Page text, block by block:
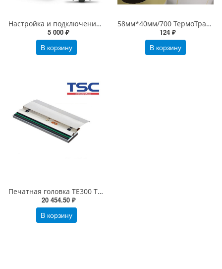
Настройка и подключение принтера этикеток (1С настройка печати этикеток)
5 000 ₽
В корзину
58мм*40мм/700 ТермоТрансферные этикетки ПолуГлянец 58х40 Бумага
124 ₽
В корзину
Печатная головка TE300 TSC 300 dpi (98-0650067-01LF)
20 454.50 ₽
В корзину